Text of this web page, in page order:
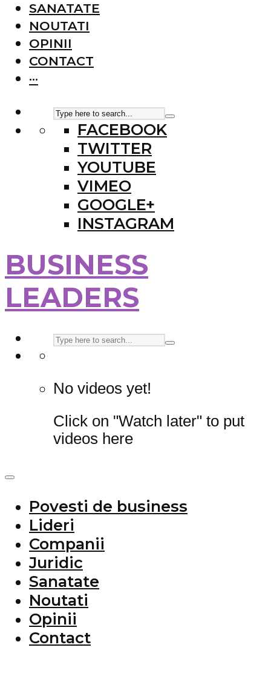
SANATATE
NOUTATI
OPINII
CONTACT
···
FACEBOOK
TWITTER
YOUTUBE
VIMEO
GOOGLE+
INSTAGRAM
BUSINESS
LEADERS
No videos yet!
Click on "Watch later" to put
videos here
Povesti de business
Lideri
Companii
Juridic
Sanatate
Noutati
Opinii
Contact